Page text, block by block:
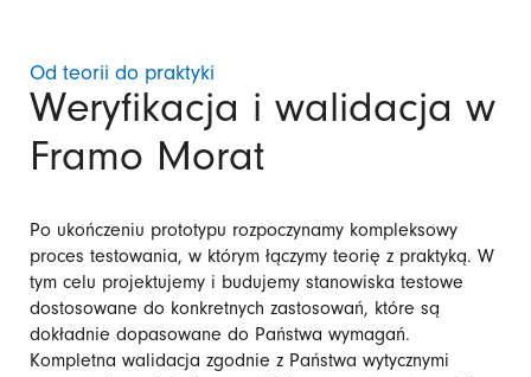
Od teorii do praktyki
Weryfikacja i walidacja w
Framo Morat
Po ukończeniu prototypu rozpoczynamy kompleksowy
proces testowania, w którym łączymy teorię z praktyką. W
tym celu projektujemy i budujemy stanowiska testowe
dostosowane do konkretnych zastosowań, które są
dokładnie dopasowane do Państwa wymagań.
Kompletna walidacja zgodnie z Państwa wytycznymi